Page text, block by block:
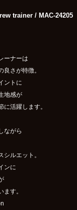
trainer / MAC-24205
ーナーは
さが特徴。
ントに
地感が
活躍します。
ながら
ルエット。
ンに
す。